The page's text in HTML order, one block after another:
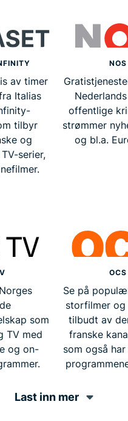
av timer
Italias
tilbyr
og
serier,
NOS
offentlige
strømmer
og bl.a.
som
TV med
og on-
OCS
Se på
storfilmer og
tilbudt av
franske
som også
Last inn mer